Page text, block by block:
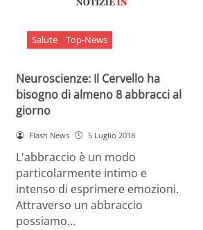
Salute Top-News
Neuroscienze: Il Cervello ha
bisogno di almeno 8 abbracci al
giorno
Flash News 5 Luglio 2018
L'abbraccio è un modo
particolarmente intimo e
intenso di esprimere emozioni.
Attraverso un abbraccio
possiamo…